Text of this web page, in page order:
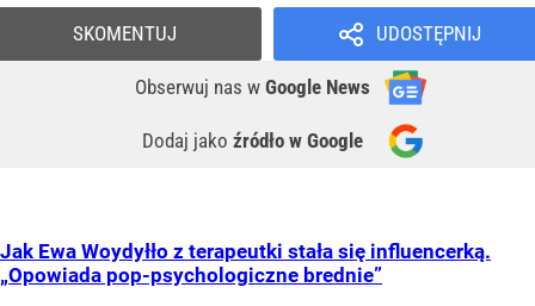
UDOSTĘPNIJ
Obserwuj nas w Google News
Dodaj jako źródło w Google
SKOMENTUJ
Jak Ewa Woydyłło z terapeutki stała się influencerką.
„Opowiada pop-psychologiczne brednie”